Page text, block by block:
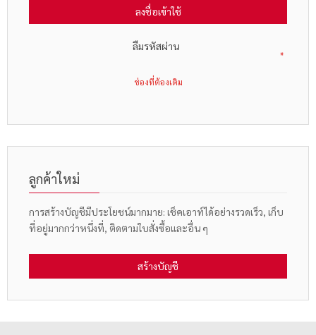
ลงชื่อเข้าใช้
ลืมรหัสผ่าน
ลูกค้าใหม่
การสร้างบัญชีมีประโยชน์มากมาย: เช็คเอาท์ได้อย่างรวดเร็ว, เก็บ
ที่อยู่มากกว่าหนึ่งที่, ติดตามใบสั่งซื้อและอื่น ๆ
สร้างบัญชี